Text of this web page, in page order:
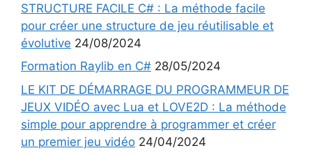
STRUCTURE FACILE C# : La méthode facile
pour créer une structure de jeu réutilisable et
évolutive 24/08/2024
Formation Raylib en C# 28/05/2024
LE KIT DE DÉMARRAGE DU PROGRAMMEUR DE
JEUX VIDÉO avec Lua et LOVE2D : La méthode
simple pour apprendre à programmer et créer
un premier jeu vidéo 24/04/2024